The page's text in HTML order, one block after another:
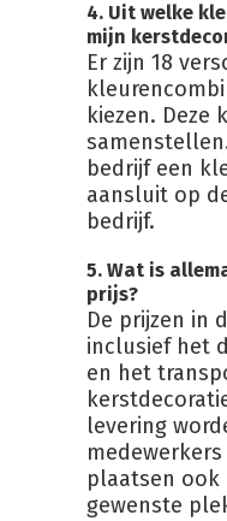
4. Uit welke
mijn
Er zijn 18
kiezen. Deze
bedrijf een
aansluit op
bedrijf.
5. Wat is
prijs?
De prijzen in
inclusief het
en het
levering
plaatsen
gewenste